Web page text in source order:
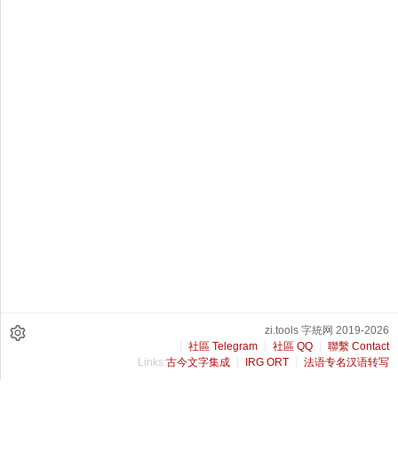
zi.tools 字統网 2019-2026
社區 Telegram
社區 QQ
聯繫 Contact
Links:古今文字集成 IRG ORT 法语专名汉语转写